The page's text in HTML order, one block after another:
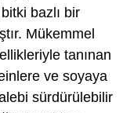
bazlı bir
Mükemmel
tanınan
ve soyaya
sürdürülebilir